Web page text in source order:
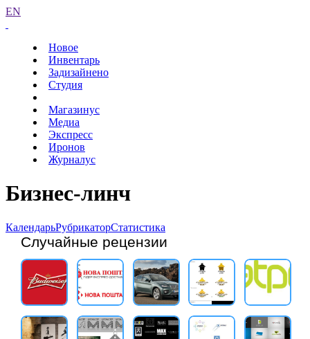
EN
Новое
Инвентарь
Задизайнено
Студия
Магазинус
Медиа
Экспресс
Иронов
Журналус
Бизнес-линч
КалендарьРубрикаторСтатистика
Случайные рецензии